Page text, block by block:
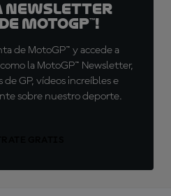
Newsletter
MotoGP™!
de MotoGP™ y accede a
la MotoGP™ Newsletter,
GP, vídeos increíbles e
sobre nuestro deporte.